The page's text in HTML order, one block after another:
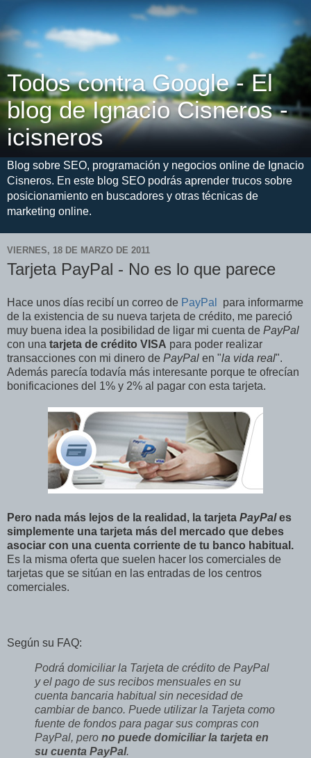
Todos contra Google - El
blog de Ignacio Cisneros -
icisneros
Blog sobre SEO, programación y negocios online de Ignacio
Cisneros. En este blog SEO podrás aprender trucos sobre
posicionamiento en buscadores y otras técnicas de
marketing online.
VIERNES, 18 DE MARZO DE 2011
Tarjeta PayPal - No es lo que parece
Hace unos días recibí un correo de PayPal
para informarme
de la existencia de su nueva tarjeta de crédito, me pareció
muy buena idea la posibilidad de ligar mi cuenta de PayPal
con una tarjeta de crédito VISA para poder realizar
transacciones con mi dinero de PayPal en "la vida real".
Además parecía todavía más interesante porque te ofrecían
bonificaciones del 1% y 2% al pagar con esta tarjeta.
Pero nada más lejos de la realidad, la tarjeta PayPales
simplemente una tarjeta más del mercado que debes
asociar con una cuenta corriente de tu banco habitual.
Es la misma oferta que suelen hacer los comerciales de
tarjetas que se sitúan en las entradas de los centros
comerciales.
Según su FAQ:
Podrá domiciliar la Tarjeta de crédito de PayPal
y el pago de sus recibos mensuales en su
cuenta bancaria habitual sin necesidad de
cambiar de banco. Puede utilizar la Tarjeta como
fuente de fondos para pagar sus compras con
PayPal, pero no puede domiciliar la tarjeta en
su cuenta PayPal.